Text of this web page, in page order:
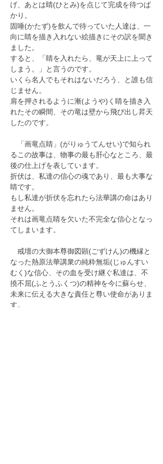
げ、あとは睛(ひとみ)を点じて完成を待つば
かり。
固唾(かたず)を飲んで待っていた人達は、一
向に睛を描き入れない絵描きにその訳を聞き
ました。
すると、「睛を入れたら、竜が天上に上って
しまう。」と言うのです。
いくら名人でもそれはないだろう、と誰も信
じません。
肩を押されるように漸(ようや)く睛を描き入
れたその瞬間、その竜は壁から飛び出し昇天
したのです。
「画竜点睛」(がりゅうてんせい)で知られ
るこの故事は、物事の最も肝心なところ、最
後の仕上げを表しています。
折伏は、私達の信心の魂であり、最も大事な
睛です。
もし私達が折伏を忘れたら法華講の命はあり
ません。
それは画竜点睛を欠いた不完全な信心となっ
てしまいます。
戒壇の大御本尊御図顕(ごずけん)の機縁と
なった熱原法華講衆の純粋無垢(じゅんすい
むく)な信心、その血を受け継ぐ私達は、不
撓不屈(ふとうふくつ)の精神を今に蘇らせ、
未来に伝える大きな責任と尊い使命がありま
す。